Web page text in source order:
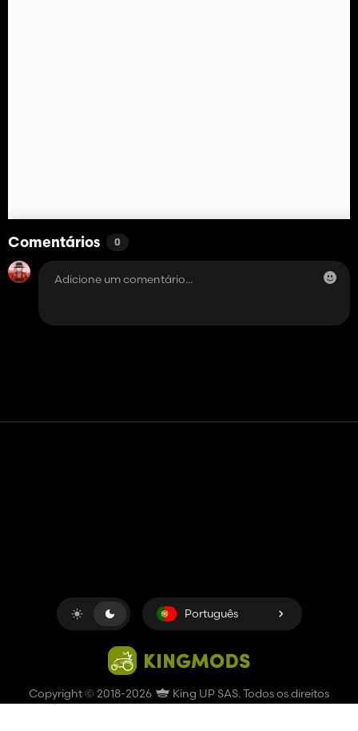
Comentários 0
Copyright © 2018-2026 King UP SAS. Todos os direitos
reservados.
Português